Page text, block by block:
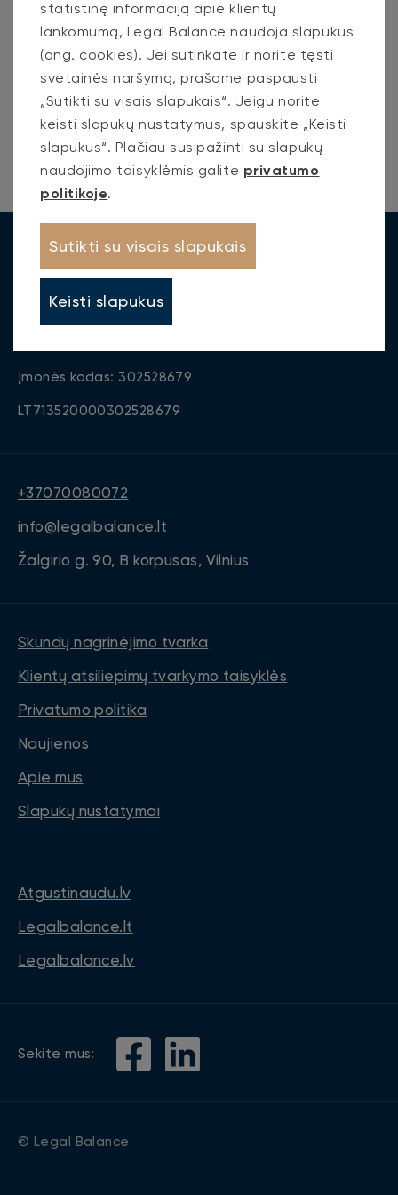
Obligacijų išpirkimo terminas – 3 (treji) metai ir 6
(šeši) mėnesiai nuo obligacijų įsigaliojimo termino.
2023-09-20
Dalintis:
Įmonės kodas: 302528679
LT713520000302528679
+37070080072
info@legalbalance.lt
Žalgirio g. 90, B korpusas, Vilnius
Skundų nagrinėjimo tvarka
Klientų atsiliepimų tvarkymo taisyklės
Privatumo politika
Naujienos
Apie mus
Slapukų nustatymai
Atgustinaudu.lv
Legalbalance.lt
Legalbalance.lv
Sekite mus:
© Legal Balance
statistinę informaciją apie klientų
lankomumą, Legal Balance naudoja slapukus
(ang. cookies). Jei sutinkate ir norite tęsti
svetainės naršymą, prašome paspausti
„Sutikti su visais slapukais“. Jeigu norite
keisti slapukų nustatymus, spauskite „Keisti
slapukus“. Plačiau susipažinti su slapukų
naudojimo taisyklėmis galite privatumo
politikoje.
Sutikti su visais slapukais
Keisti slapukus